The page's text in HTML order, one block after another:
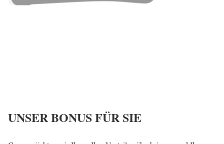
UNSER BONUS FÜR SIE